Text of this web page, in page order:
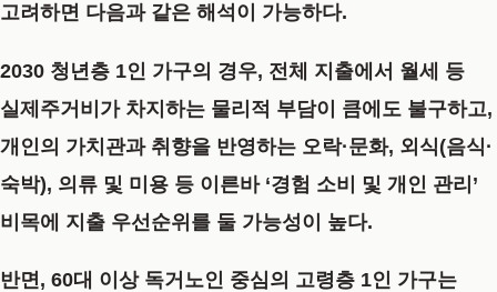
고려하면 다음과 같은 해석이 가능하다.
2030 청년층 1인 가구의 경우, 전체 지출에서 월세 등
실제주거비가 차지하는 물리적 부담이 큼에도 불구하고,
개인의 가치관과 취향을 반영하는 오락·문화, 외식(음식·
숙박), 의류 및 미용 등 이른바 ‘경험 소비 및 개인 관리’
비목에 지출 우선순위를 둘 가능성이 높다.
반면, 60대 이상 독거노인 중심의 고령층 1인 가구는